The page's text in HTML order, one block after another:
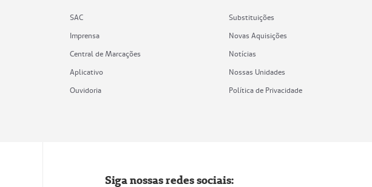
SAC
Imprensa
Central de Marcações
Aplicativo
Ouvidoria
Substituições
Novas Aquisições
Notícias
Nossas Unidades
Política de Privacidade
Siga nossas redes sociais: